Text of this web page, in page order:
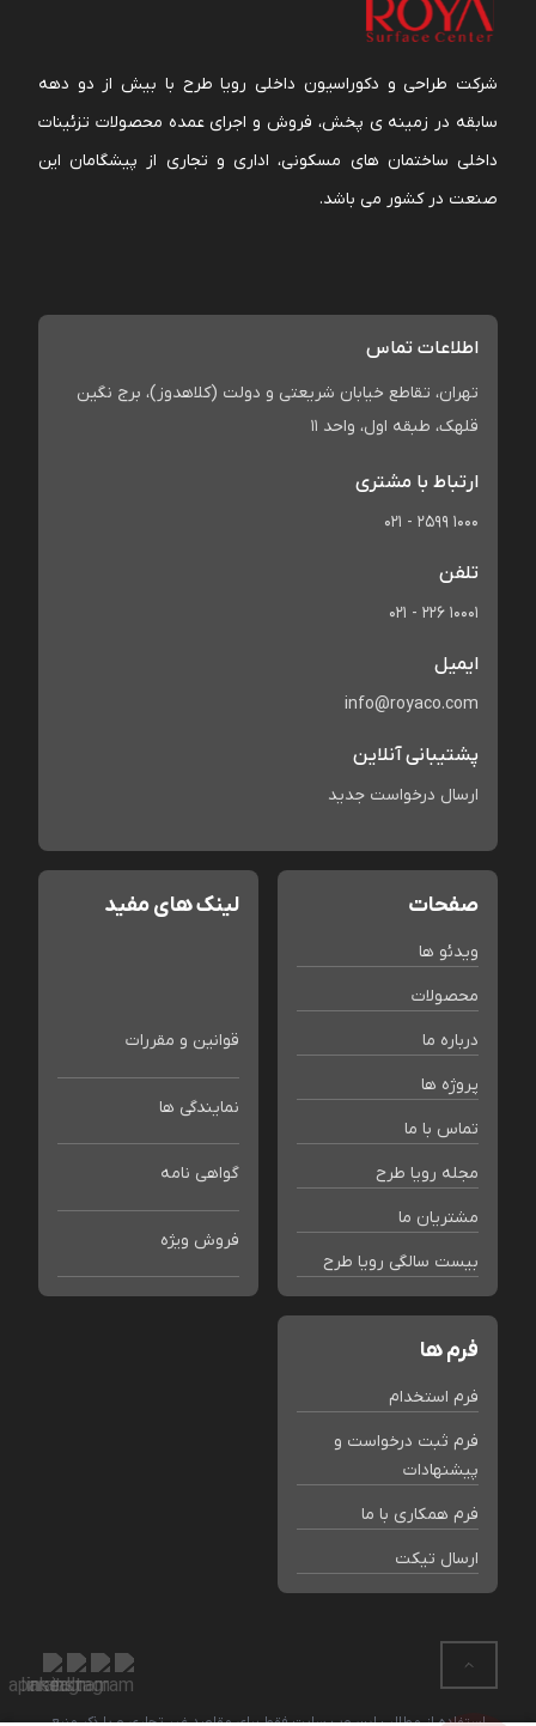
شرکت طراحی و دکوراسیون داخلی رویا طرح با بیش از دو دهه
سابقه در زمینه ی پخش، فروش و اجرای عمده محصولات تزئینات
داخلی ساختمان های مسکونی، اداری و تجاری از پیشگامان این
صنعت در کشور می باشد.
اطلاعات تماس
تهران، تقاطع خیابان شریعتی و دولت (کلاهدوز)، برج نگین
قلهک، طبقه اول، واحد 11
ارتباط با مشتری
021 - 2599 1000
تلفن
021 - 226 10001
ایمیل
info@royaco.com
پشتیبانی آنلاین
ارسال درخواست جدید
صفحات
ویدئو ها
محصولات
درباره ما
پروژه ها
تماس با ما
مجله رویا طرح
مشتریان ما
بیست سالگی رویا طرح
لینک های مفید
قوانین و مقررات
نمایندگی ها
گواهی نامه
فروش ویژه
فرم ها
فرم استخدام
فرم ثبت درخواست و
پیشنهادات
فرم همکاری با ما
ارسال تیکت